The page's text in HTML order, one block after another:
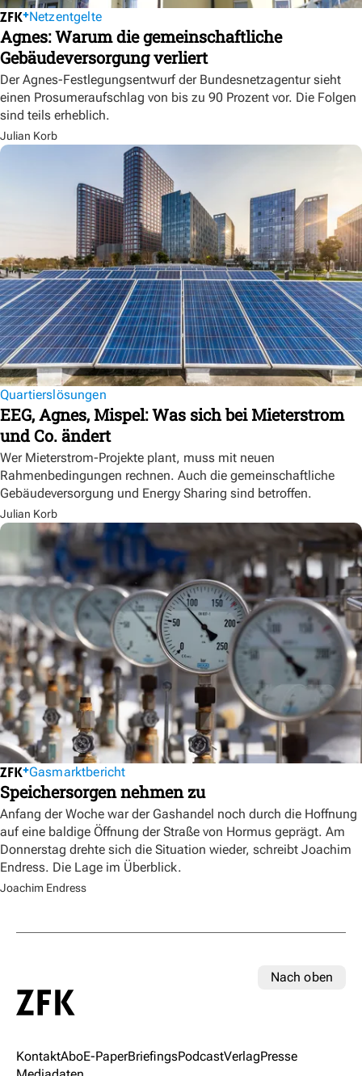
Netzentgelte
Agnes: Warum die gemeinschaftliche
Gebäudeversorgung verliert
Der Agnes-Festlegungsentwurf der Bundesnetzagentur sieht
einen Prosumeraufschlag von bis zu 90 Prozent vor. Die Folgen
sind teils erheblich.
Julian Korb
Quartierslösungen
EEG, Agnes, Mispel: Was sich bei Mieterstrom
und Co. ändert
Wer Mieterstrom-Projekte plant, muss mit neuen
Rahmenbedingungen rechnen. Auch die gemeinschaftliche
Gebäudeversorgung und Energy Sharing sind betroffen.
Julian Korb
Gasmarktbericht
Speichersorgen nehmen zu
Anfang der Woche war der Gashandel noch durch die Hoffnung
auf eine baldige Öffnung der Straße von Hormus geprägt. Am
Donnerstag drehte sich die Situation wieder, schreibt Joachim
Endress. Die Lage im Überblick.
Joachim Endress
Nach oben
KontaktAboE-PaperBriefingsPodcastVerlagPresse